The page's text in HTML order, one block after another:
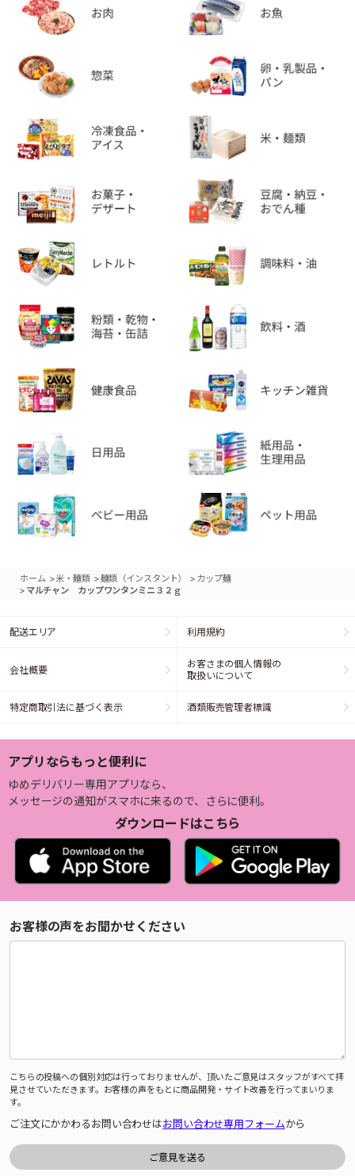
ホーム >米・麺類 >麺類（インスタント） > カップ麺
> マルチャン カップワンタンミニ３２ｇ
配送エリア 利用規約
会社概要
お客さまの個人情報の
取扱いについて
特定商取引法に基づく表示 酒類販売管理者標識
アプリならもっと便利に
ゆめデリバリー専用アプリなら、
メッセージの通知がスマホに来るので、さらに便利。
ダウンロードはこちら
お客様の声をお聞かせください
こちらの投稿への個別対応は行っておりませんが、頂いたご意見はスタッフがすべて拝
見させていただきます。お客様の声をもとに商品開発・サイト改善を行ってまいりま
す。
ご注文にかかわるお問い合わせはお問い合わせ専用フォームから